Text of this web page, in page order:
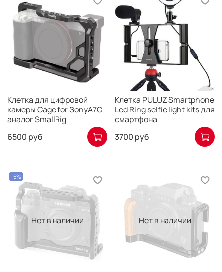
Клетка для цифровой
камеры Cage for SonyA7C
аналог SmallRig
6500 руб
Клетка PULUZ Smartphone
Led Ring selfie light kits для
смартфона
3700 руб
Нет в наличии
-5%
Нет в наличии